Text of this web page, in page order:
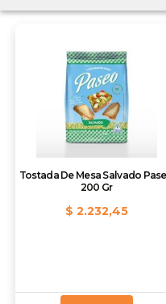
Tostada De Mesa Salvado
200 Gr
$ 2.232,45